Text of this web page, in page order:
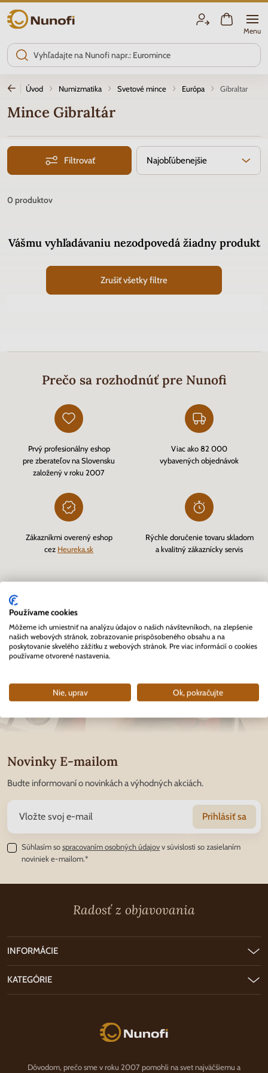
Nunofi.sk
Menu
Úvod Numizmatika Svetové mince Európa Gibraltar
Mince Gibraltár
Filtrovať Najobľúbenejšie
0 produktov
Vášmu vyhľadávaniu nezodpovedá žiadny produkt
Zrušiť všetky filtre
Prečo sa rozhodnúť pre Nunofi
Prvý profesionálny eshop
pre zberateľov na Slovensku
založený v roku 2007
Viac ako 82 000
vybavených objednávok
Zákazníkmi overený eshop
cez Heureka.sk
Rýchle doručenie tovaru skladom
a kvalitný zákaznícky servis
Novinky E-mailom
Budte informovaní o novinkách a výhodných akciách.
Prihlásiť sa
Súhlasím sospracovaním osobných údajovv súvislosti so zasielaním
noviniek e-mailom.*
Radosť z objavovania
Nunofi.sk
Dôvodom, prečo sme v roku 2007 pomohli na svet najväčšiemu a
INFORMÁCIE
KATEGÓRIE
Používame cookies
Môžeme ich umiestniť na analýzu údajov o našich návštevníkoch, na zlepšenie
našich webových stránok, zobrazovanie prispôsobeného obsahu a na
poskytovanie skvelého zážitku z webových stránok. Pre viac informácií o cookies
používame otvorené nastavenia.
Nie, uprav Ok, pokračujte